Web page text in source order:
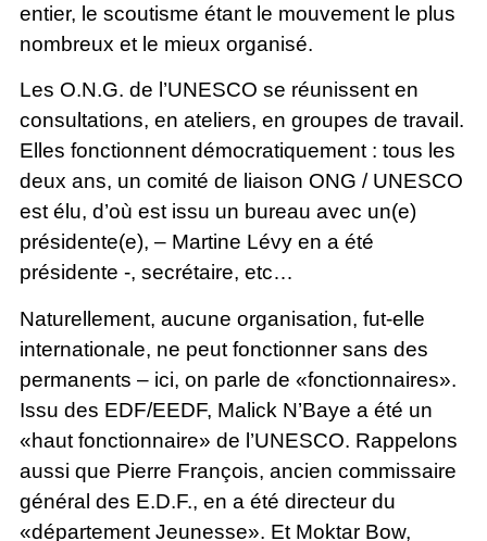
entier, le scoutisme étant le mouvement le plus
nombreux et le mieux organisé.
Les O.N.G. de l’UNESCO se réunissent en
consultations, en ateliers, en groupes de travail.
Elles fonctionnent démocratiquement : tous les
deux ans, un comité de liaison ONG / UNESCO
est élu, d’où est issu un bureau avec un(e)
présidente(e), – Martine Lévy en a été
présidente -, secrétaire, etc…
Naturellement, aucune organisation, fut-elle
internationale, ne peut fonctionner sans des
permanents – ici, on parle de «fonctionnaires».
Issu des EDF/EEDF, Malick N’Baye a été un
«haut fonctionnaire» de l’UNESCO. Rappelons
aussi que Pierre François, ancien commissaire
général des E.D.F., en a été directeur du
«département Jeunesse». Et Moktar Bow,